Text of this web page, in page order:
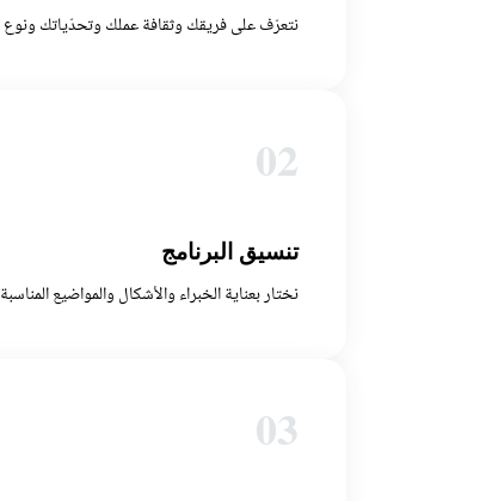
نتعرّف على فريقك وثقافة عملك وتحدّياتك ونوع
02
تنسيق البرنامج
نختار بعناية الخبراء والأشكال والمواضيع
03